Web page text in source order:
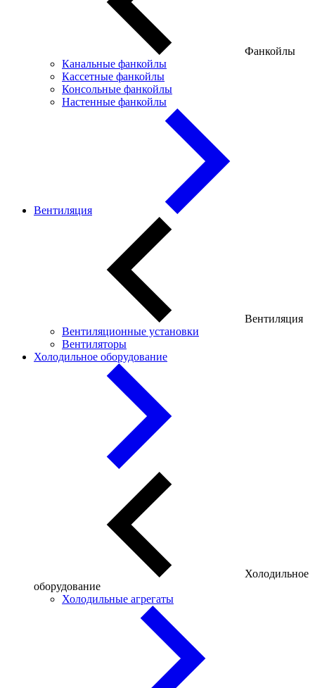
Фанкойлы
Канальные фанкойлы
Кассетные фанкойлы
Консольные фанкойлы
Настенные фанкойлы
Вентиляция
Вентиляция
Вентиляционные установки
Вентиляторы
Холодильное оборудование
Холодильное
оборудование
Холодильные агрегаты